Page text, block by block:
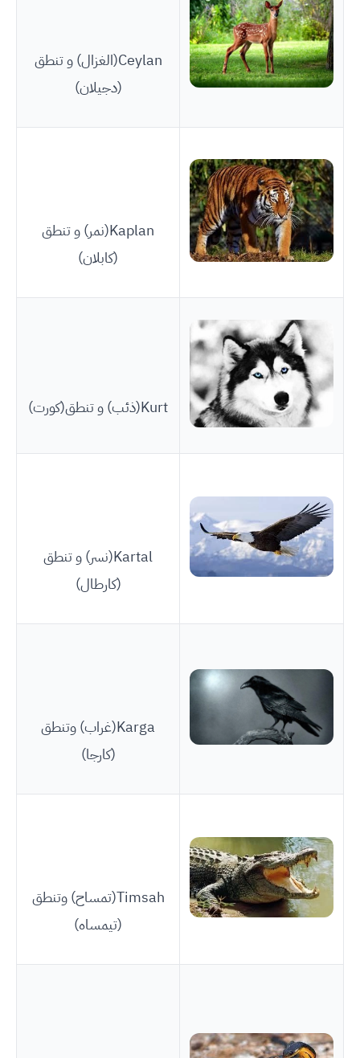
Ceylan(الغزال) و تنطق
(دجيلان)
Kaplan(نمر) و تنطق
(كابلان)
Kurt(ذئب) و تنطق(كورت)
Kartal(نسر) و تنطق
(كارطال)
Karga(غراب) وتنطق
(كارجا)
Timsah(تمساح) وتنطق
(تيمساه)